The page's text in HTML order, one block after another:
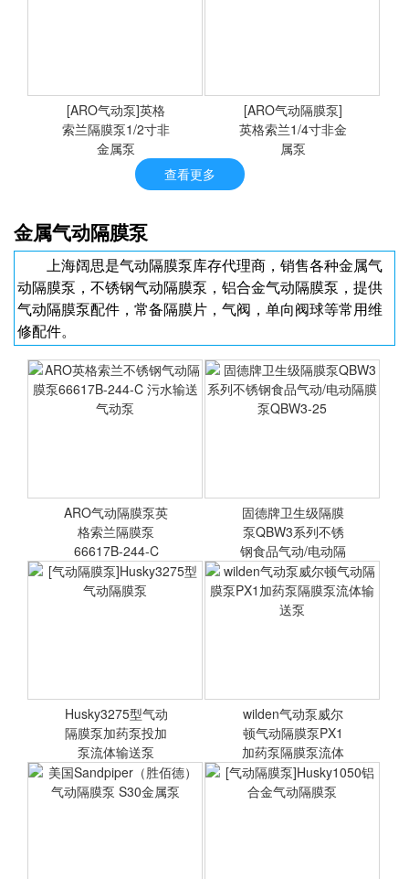
<查看详情> <查看详情>
泵1/2寸非金属泵
[ARO气动泵]英格
索兰隔膜泵1/2寸非
金属泵
[ARO气动隔膜泵]
英格索兰1/4寸非金
属泵
查看更多
金属气动隔膜泵
上海阔思是气动隔膜泵库存代理商，销售各种金属气
动隔膜泵，不锈钢气动隔膜泵，铝合金气动隔膜泵，提供
气动隔膜泵配件，常备隔膜片，气阀，单向阀球等常用维
修配件。
<查看详情>
ARO气动隔膜泵英
格索兰隔膜泵
66617B-244-C
固德牌卫生级隔膜泵QBW3
<查看详情>
固德牌卫生级隔膜
泵QBW3系列不锈
钢食品气动/电动隔
膜泵QB
Husky3275型气动
隔膜泵加药泵投加
泵流体输送泵
wilden气动泵威尔
顿气动隔膜泵PX1
加药泵隔膜泵流体
输送